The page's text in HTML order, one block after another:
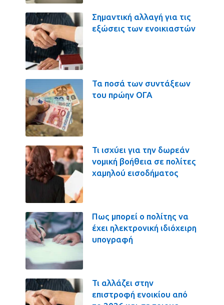
Σημαντική αλλαγή για τις
εξώσεις των ενοικιαστών
Τα ποσά των συντάξεων
του πρώην ΟΓΑ
Τι ισχύει για την δωρεάν
νομική βοήθεια σε πολίτες
χαμηλού εισοδήματος
Πως μπορεί ο πολίτης να
έχει ηλεκτρονική ιδιόχειρη
υπογραφή
Τι αλλάζει στην
επιστροφή ενοικίου από